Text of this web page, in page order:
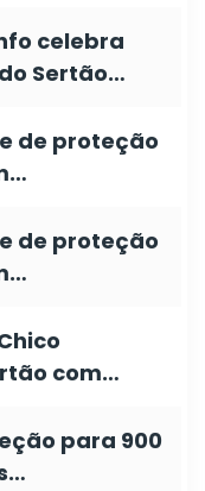
celebra
Sertão…
de proteção
de proteção
com…
para 900